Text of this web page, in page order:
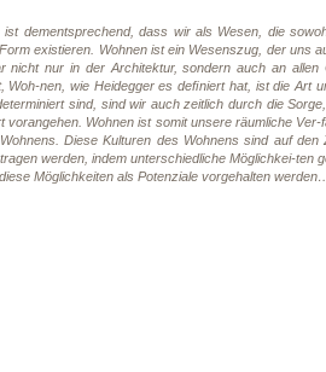
dementsprechend, dass wir als Wesen, die
existieren. Wohnen ist ein Wesenszug, der uns
nicht nur in der Architektur, sondern auch an
Woh-nen, wie Heidegger es deﬁniert hat, ist die Art
sind, sind wir auch zeitlich durch die
vorangehen. Wohnen ist somit unsere räumliche
Diese Kulturen des Wohnens sind auf
werden, indem unterschiedliche Möglichkei-ten
Möglichkeiten als Potenziale vorgehalten werden…